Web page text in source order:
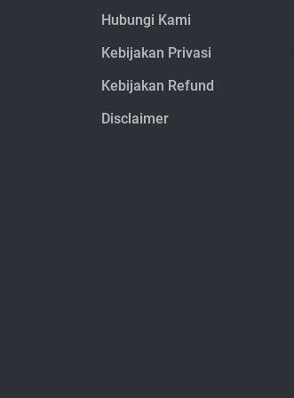
Hubungi Kami
Kebijakan Privasi
Kebijakan Refund
Disclaimer